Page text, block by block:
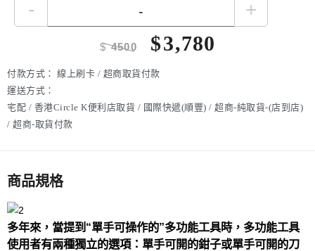
- +
$4500 $3,780
付款方式： 線上刷卡 / 超商取貨付款
運送方式：
宅配 / 香港Circle K便利店取貨 / 國際快遞(順豐) / 超商-純取貨-(店到店)
/ 超商-取貨付款
商品規格
多年來，當提到“單手可操作的”多功能工具時，多功能工具
使用者有兩種獨立的選項：單手可開的鉗子或單手可開的刀